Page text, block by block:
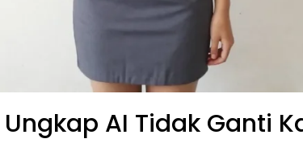
Ungkap AI Tidak Ganti